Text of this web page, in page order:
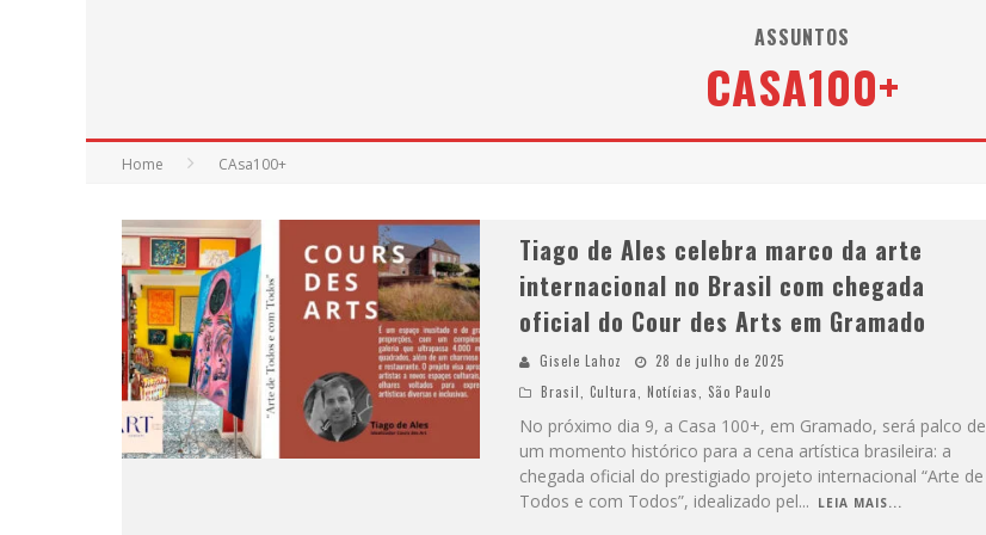
E
XPOSIÇÃO “HABITANTE – REGISTROS DE UM BOLINHO PELA CIDADE”, DE RAQUEL BOLINHO, OCUPA A PQNA GALERIA PEDRO MORALEIDA, NO PALÁCIO DAS ARTES
ASSUNTOS
CASA100+
Home CAsa100+
Tiago de Ales celebra marco da arte
internacional no Brasil com chegada
oficial do Cour des Arts em Gramado
Gisele Lahoz
28 de julho de 2025
Brasil
Cultura Notícias São Paulo
No próximo dia 9, a Casa 100+, em Gramado, será palco de
um momento histórico para a cena artística brasileira: a
chegada oficial do prestigiado projeto internacional “Arte de
Todos e com Todos”, idealizado pel... LEIA MAIS...